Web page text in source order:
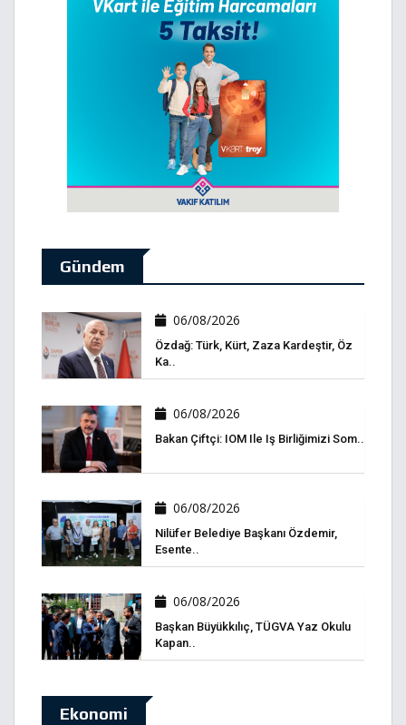
Gündem
06/08/2026
Özdağ: Türk, Kürt, Zaza Kardeştir, Öz
Ka..
06/08/2026
Bakan Çiftçi: IOM Ile Iş Birliğimizi Som..
06/08/2026
Nilüfer Belediye Başkanı Özdemir,
Esente..
06/08/2026
Başkan Büyükkılıç, TÜGVA Yaz Okulu
Kapan..
Ekonomi